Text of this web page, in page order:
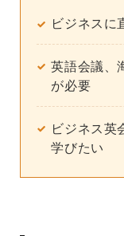
ビジネスに
英語会議、
が必要
ビジネス英
学びたい